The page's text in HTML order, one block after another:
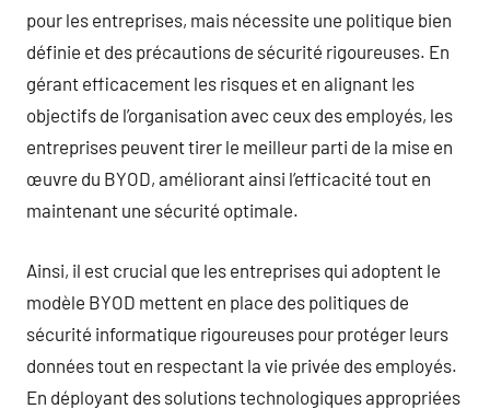
pour les entreprises, mais nécessite une politique bien
définie et des précautions de sécurité rigoureuses. En
gérant efficacement les risques et en alignant les
objectifs de l’organisation avec ceux des employés, les
entreprises peuvent tirer le meilleur parti de la mise en
œuvre du BYOD, améliorant ainsi l’efficacité tout en
maintenant une sécurité optimale.
Ainsi, il est crucial que les entreprises qui adoptent le
modèle BYOD mettent en place des politiques de
sécurité informatique rigoureuses pour protéger leurs
données tout en respectant la vie privée des employés.
En déployant des solutions technologiques appropriées